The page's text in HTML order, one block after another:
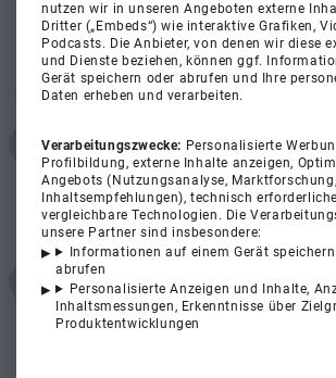
nutzen wir in unseren Angeboten externe
Dritter („Embeds“) wie interaktive Grafiken,
Podcasts. Die Anbieter, von denen wir diese
und Dienste beziehen, können ggf.
Gerät speichern oder abrufen und Ihre
Daten erheben und verarbeiten.
Verarbeitungszwecke: Personalisierte
Profilbildung, externe Inhalte anzeigen,
Angebots (Nutzungsanalyse,
Inhaltsempfehlungen), technisch
vergleichbare Technologien. Die
unsere Partner sind insbesondere:
Informationen auf einem Gerät
abrufen
Personalisierte Anzeigen und Inhalte,
Inhaltsmessungen, Erkenntnisse über
Produktentwicklungen